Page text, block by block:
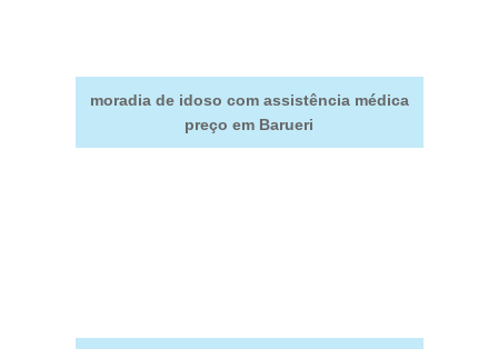
moradia de idoso com assistência médica
preço em Barueri